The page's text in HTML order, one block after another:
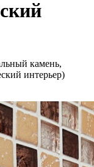
камень,
интерьер)